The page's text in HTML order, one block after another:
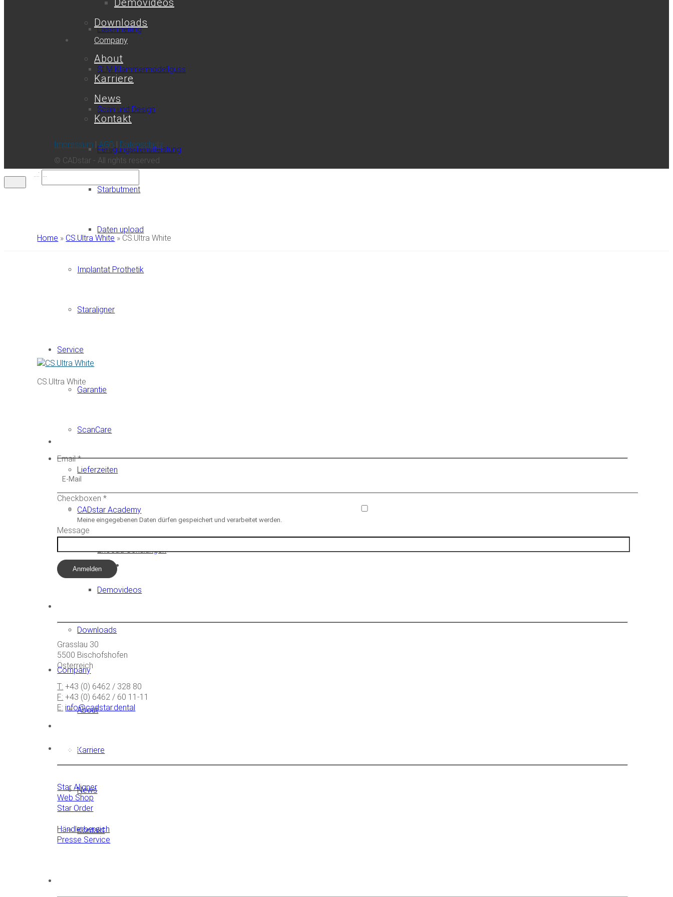
Lasermelting
SLM Klammermodellguss
Scan und Design
Fertigungsdienstleistung
Starbutment
Daten upload
Implantat Prothetik
Staraligner
Service
Garantie
ScanCare
Lieferzeiten
CADstar Academy
Exocad Schulungen
Demovideos
Downloads
Company
About
Karriere
News
Kontakt
Demovideos
Downloads
Company
About
Karriere
News
Kontakt
Impressum |AGB | Datenschutz
© CADstar - All rights reserved
...:
Home » CS.Ultra White » CS.Ultra White
CS.Ultra White
Email*
Checkboxen*
Meine eingegebenen Daten dürfen gespeichert und verarbeitet werden.
Message
Anmelden
Grasslau 30
5500 Bischofshofen
Österreich
T: +43 (0) 6462 / 328 80
F: +43 (0) 6462 / 60 11-11
E: info@cadstar.dental
Links
Star Aligner
Web Shop
Star Order
Händlerbereich
Presse Service